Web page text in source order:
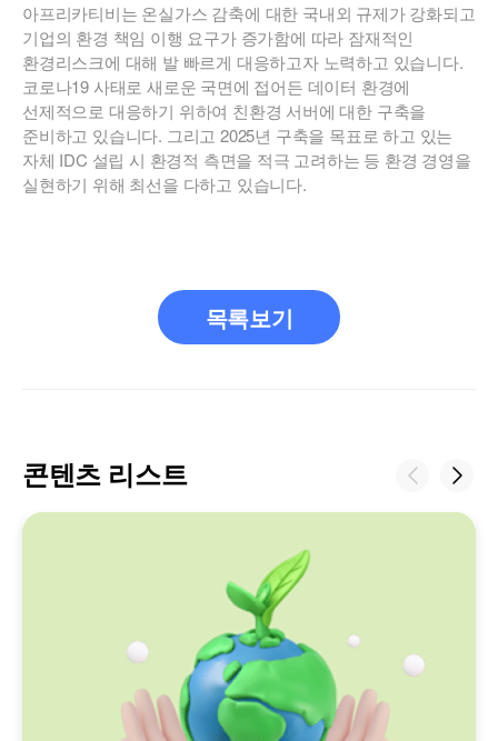
아프리카티비는 온실가스 감축에 대한 국내외 규제가 강화되고
기업의 환경 책임 이행 요구가 증가함에 따라 잠재적인
환경리스크에 대해 발 빠르게 대응하고자 노력하고 있습니다.
코로나19 사태로 새로운 국면에 접어든 데이터 환경에
선제적으로 대응하기 위하여 친환경 서버에 대한 구축을
준비하고 있습니다. 그리고 2025년 구축을 목표로 하고 있는
자체 IDC 설립 시 환경적 측면을 적극 고려하는 등 환경 경영을
실현하기 위해 최선을 다하고 있습니다.
목록보기
콘텐츠 리스트